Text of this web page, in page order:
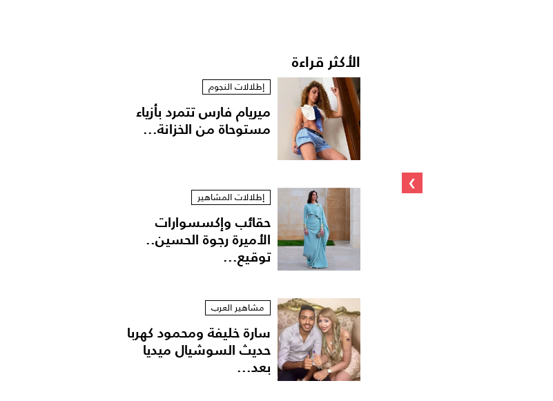
›
الأكثر قراءة
إطلالات النجوم
ميريام فارس تتمرد بأزياء
مستوحاة من الخزانة...
إطلالات المشاهير
حقائب وإكسسوارات
الأميرة رجوة الحسين..
توقيع...
مشاهير العرب
سارة خليفة ومحمود كهربا
حديث السوشيال ميديا
بعد...